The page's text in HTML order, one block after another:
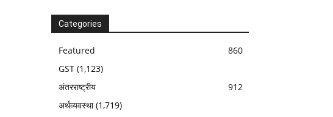
Categories
Featured
860
GST (1,123)
अंतरराष्ट्रीय
912
अर्थव्यवस्था(1,719)